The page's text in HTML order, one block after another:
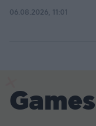
06.08.2026, 11:01
Games